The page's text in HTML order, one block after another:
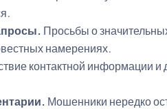
Просьбы о
намерениях.
контактной информации и
Мошенники нередко